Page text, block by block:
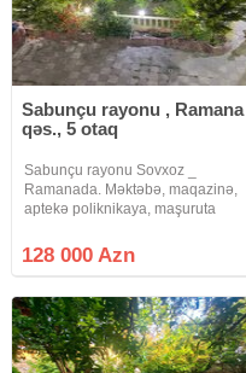
Sabunçu rayonu , Ramana
qəs., 5 otaq
Sabunçu rayonu Sovxoz _
Ramanada. Məktəbə, maqazinə,
aptekə poliknikaya, maşuruta
üzərində ümümi tikili sahəsi 200
kv /m olan 2 mərtəbəli, 5 otaq,
həyət
128 000 Azn